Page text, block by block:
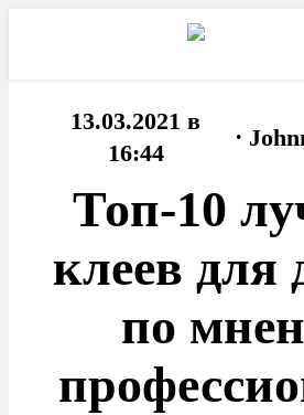
13.03.2021 в
16:44
·
Топ-10
клеев для
по